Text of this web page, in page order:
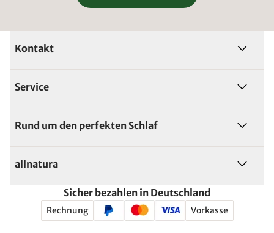
Kontakt
Service
Rund um den perfekten Schlaf
allnatura
Sicher bezahlen in Deutschland
Rechnung Vorkasse